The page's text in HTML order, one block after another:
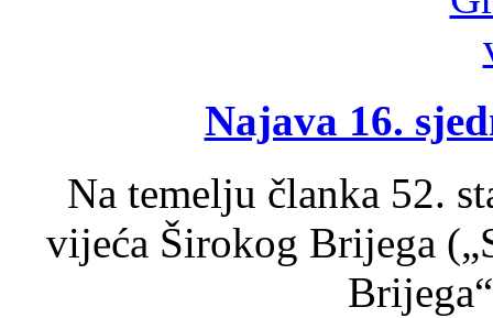
Najava 16.
Na temelju članka 52.
vijeća Širokog Brijega